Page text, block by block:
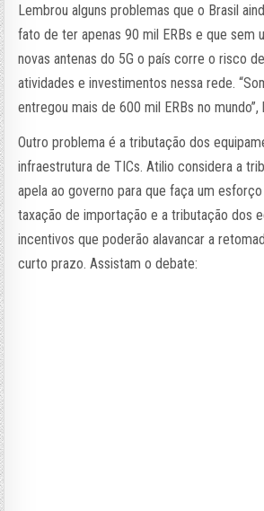
Lembrou alguns problemas que o Brasil
fato de ter apenas 90 mil ERBs e que sem
novas antenas do 5G o país corre o risco
atividades e investimentos nessa rede.
entregou mais de 600 mil ERBs no mundo”,
Outro problema é a tributação dos
infraestrutura de TICs. Atilio considera a
apela ao governo para que faça um
taxação de importação e a tributação dos
incentivos que poderão alavancar a
curto prazo. Assistam o debate: